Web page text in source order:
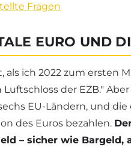
Fragen
EURO UND
als ich 2022 zum ersten
Luftschloss der EZB."
EU-Ländern, und
des Euros bezahlen.
– sicher wie Bargeld,